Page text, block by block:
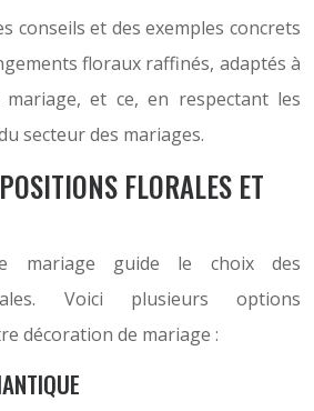
conseils et des exemples concrets
floraux raffinés, adaptés à
et ce, en respectant les
secteur des mariages.
FLORALES ET
mariage guide le choix des
Voici plusieurs options
décoration de mariage :